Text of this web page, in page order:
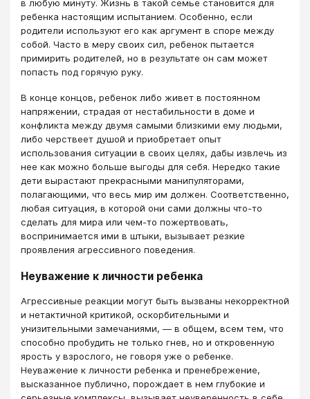
в любую минуту. Жизнь в такой семье становится для
ребенка настоящим испытанием. Особенно, если
родители используют его как аргумент в споре между
собой. Часто в меру своих сил, ребенок пытается
примирить родителей, но в результате он сам может
попасть под горячую руку.
В конце концов, ребенок либо живет в постоянном
напряжении, страдая от нестабильности в доме и
конфликта между двумя самыми близкими ему людьми,
либо черствеет душой и приобретает опыт
использования ситуации в своих целях, дабы извлечь из
нее как можно больше выгоды для себя. Нередко такие
дети вырастают прекрасными манипуляторами,
полагающими, что весь мир им должен. Соответственно,
любая ситуация, в которой они сами должны что-то
сделать для мира или чем-то пожертвовать,
воспринимается ими в штыки, вызывает резкие
проявления агрессивного поведения.
Неуважение к личности ребенка
Агрессивные реакции могут быть вызваны некорректной
и нетактичной критикой, оскорбительными и
унизительными замечаниями, — в общем, всем тем, что
способно пробудить не только гнев, но и откровенную
ярость у взрослого, не говоря уже о ребенке.
Неуважение к личности ребенка и пренебрежение,
высказанное публично, порождает в нем глубокие и